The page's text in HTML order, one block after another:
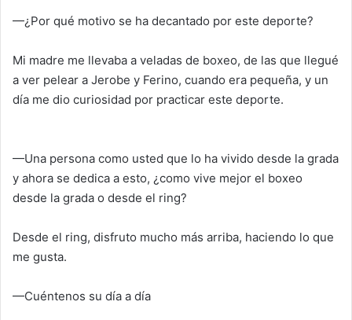
—¿Por qué motivo se ha decantado por este deporte?
Mi madre me llevaba a veladas de boxeo, de las que llegué
a ver pelear a Jerobe y Ferino, cuando era pequeña, y un
día me dio curiosidad por practicar este deporte.
—Una persona como usted que lo ha vivido desde la grada
y ahora se dedica a esto, ¿como vive mejor el boxeo
desde la grada o desde el ring?
Desde el ring, disfruto mucho más arriba, haciendo lo que
me gusta.
—Cuéntenos su día a día